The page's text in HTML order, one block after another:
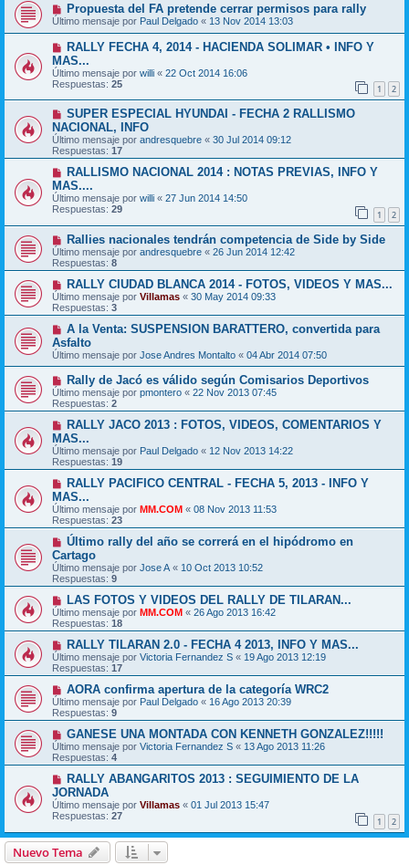
Propuesta del FA pretende cerrar permisos para rally
Último mensaje por Paul Delgado « 13 Nov 2014 13:03
RALLY FECHA 4, 2014 - HACIENDA SOLIMAR • INFO Y
MAS...
Último mensaje por willi « 22 Oct 2014 16:06
Respuestas: 25 1 2
SUPER ESPECIAL HYUNDAI - FECHA 2 RALLISMO
NACIONAL, INFO
Último mensaje por andresquebre « 30 Jul 2014 09:12
Respuestas: 17
RALLISMO NACIONAL 2014 : NOTAS PREVIAS, INFO Y
MAS....
Último mensaje por willi « 27 Jun 2014 14:50
Respuestas: 29 1 2
Rallies nacionales tendrán competencia de Side by Side
Último mensaje por andresquebre « 26 Jun 2014 12:42
Respuestas: 8
RALLY CIUDAD BLANCA 2014 - FOTOS, VIDEOS Y MAS...
Último mensaje por Villamas « 30 May 2014 09:33
Respuestas: 3
A la Venta: SUSPENSION BARATTERO, convertida para
Asfalto
Último mensaje por Jose Andres Montalto « 04 Abr 2014 07:50
Rally de Jacó es válido según Comisarios Deportivos
Último mensaje por pmontero « 22 Nov 2013 07:45
Respuestas: 2
RALLY JACO 2013 : FOTOS, VIDEOS, COMENTARIOS Y
MAS...
Último mensaje por Paul Delgado « 12 Nov 2013 14:22
Respuestas: 19
RALLY PACIFICO CENTRAL - FECHA 5, 2013 - INFO Y
MAS...
Último mensaje por MM.COM « 08 Nov 2013 11:53
Respuestas: 23
Último rally del año se correrá en el hipódromo en
Cartago
Último mensaje por Jose A « 10 Oct 2013 10:52
Respuestas: 9
LAS FOTOS Y VIDEOS DEL RALLY DE TILARAN...
Último mensaje por MM.COM « 26 Ago 2013 16:42
Respuestas: 18
RALLY TILARAN 2.0 - FECHA 4 2013, INFO Y MAS...
Último mensaje por Victoria Fernandez S « 19 Ago 2013 12:19
Respuestas: 17
AORA confirma apertura de la categoría WRC2
Último mensaje por Paul Delgado « 16 Ago 2013 20:39
Respuestas: 9
GANESE UNA MONTADA CON KENNETH GONZALEZ!!!!!
Último mensaje por Victoria Fernandez S « 13 Ago 2013 11:26
Respuestas: 4
RALLY ABANGARITOS 2013 : SEGUIMIENTO DE LA
JORNADA
Último mensaje por Villamas « 01 Jul 2013 15:47
Respuestas: 27 1 2
Nuevo Tema